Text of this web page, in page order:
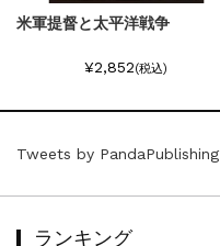
米軍提督と太平洋戦争
¥2,852(税込)
Tweets by PandaPublishing